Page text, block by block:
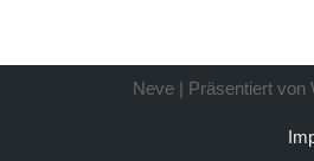
Neve | Präsentiert von